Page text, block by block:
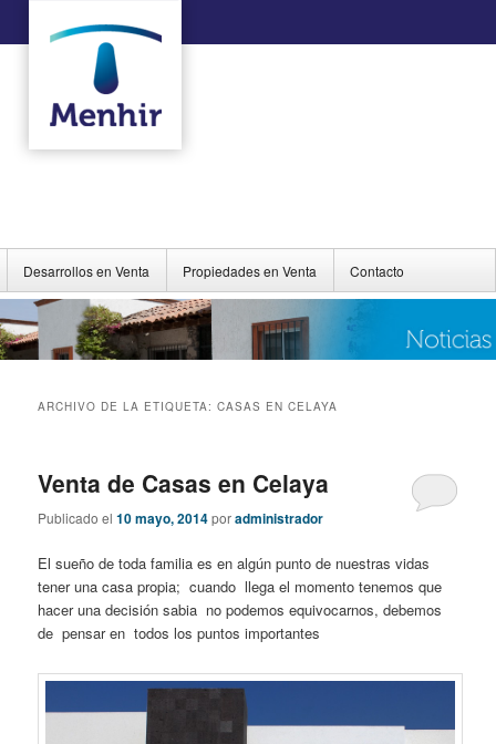
Desarrollos en Venta Propiedades en Venta Contacto
ARCHIVO DE LA ETIQUETA:CASAS EN CELAYA
Venta de Casas en Celaya
Publicado el10 mayo, 2014poradministrador
El sueño de toda familia es en algún punto de nuestras vidas
tener una casa propia; cuando llega el momento tenemos que
hacer una decisión sabia no podemos equivocarnos, debemos
de pensar en todos los puntos importantes